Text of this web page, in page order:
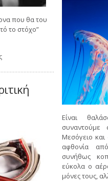
που θα του
το στόχο”
Είναι
συναντούμε
Μεσόγειο
αφθονία
συνήθως
εύκολα ο
μόνες τους,